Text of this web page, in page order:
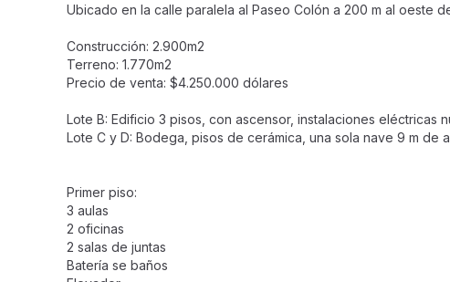
Ubicado en la calle paralela al Paseo Colón a 200 m al oeste
Construcción: 2.900m2
Terreno: 1.770m2
Precio de venta: $4.250.000 dólares
Lote B: Edificio 3 pisos, con ascensor, instalaciones eléctricas
Lote C y D: Bodega, pisos de cerámica, una sola nave 9 m de
Primer piso:
3 aulas
2 oficinas
2 salas de juntas
Batería se baños